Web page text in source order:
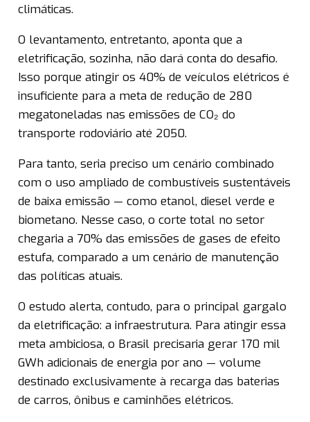
climáticas.
O levantamento, entretanto, aponta que a
eletrificação, sozinha, não dará conta do desafio.
Isso porque atingir os 40% de veículos elétricos é
insuficiente para a meta de redução de 280
megatoneladas nas emissões de CO₂ do
transporte rodoviário até 2050.
Para tanto, seria preciso um cenário combinado
com o uso ampliado de combustíveis sustentáveis
de baixa emissão — como etanol, diesel verde e
biometano. Nesse caso, o corte total no setor
chegaria a 70% das emissões de gases de efeito
estufa, comparado a um cenário de manutenção
das políticas atuais.
O estudo alerta, contudo, para o principal gargalo
da eletrificação: a infraestrutura. Para atingir essa
meta ambiciosa, o Brasil precisaria gerar 170 mil
GWh adicionais de energia por ano — volume
destinado exclusivamente à recarga das baterias
de carros, ônibus e caminhões elétricos.